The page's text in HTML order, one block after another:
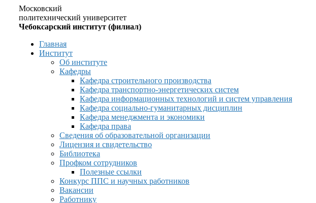
Московский
политехнический университет
Чебоксарский институт (филиал)
Главная
Институт
Об институте
Кафедры
Кафедра строительного производства
Кафедра транспортно-энергетических систем
Кафедра информационных технологий и систем управления
Кафедра социально-гуманитарных дисциплин
Кафедра менеджмента и экономики
Кафедра права
Сведения об образовательной организации
Лицензия и свидетельство
Библиотека
Профком сотрудников
Полезные ссылки
Конкурс ППС и научных работников
Вакансии
Работнику